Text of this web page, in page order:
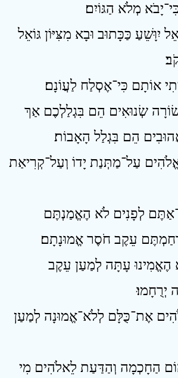
מְלֹא הַגּוֹיִם׃
יִוָּשֵׁעַ כַּכָּתוּב וּבָא מִצִּיּוֹן גּוֹאֵל
שְׂנוּאִים הֵם בִּגְלַלְכֶם אַךְ
הֵם בִּגְלַל הָאָבוֹת׃
אֱלֹהִים עַל־מַתְּנַת יָדוֹ וְעַל־קְרִיאַת
לְפָנִים לֹא הֶאֱמַנְתֶּם
עֵקֶב חֹסֶר אֱמוּנָתָם׃
הֶאֱמִינוּ עָתָּה לְמַעַן עֵקֶב
אֶת־כֻּלָּם לְלֹא־אֱמוּנָה לְמַעַן
הַחָכְמָה וְהַדַּעַת לֵאלֹהִים מִי